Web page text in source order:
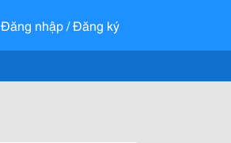
Đăng nhập / Đăng ký